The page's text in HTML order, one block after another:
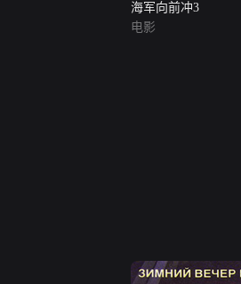
海军向前冲3
电影